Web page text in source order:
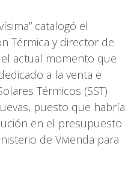
catalogó el
Térmica y director de
el actual momento que
a la venta e
Térmicos (SST)
puesto que habría
en el presupuesto
de Vivienda para